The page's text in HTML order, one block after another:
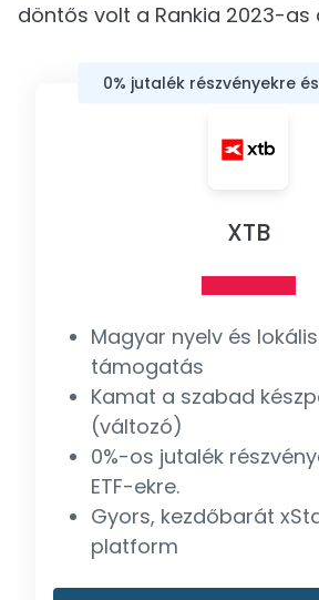
döntős volt a Rankia 2023-as
0% jutalék részvényekre
XTB
Magyar nyelv és lokális
támogatás
Kamat a szabad
(változó)
0%-os jutalék
ETF-ekre.
Gyors, kezdőbarát
platform